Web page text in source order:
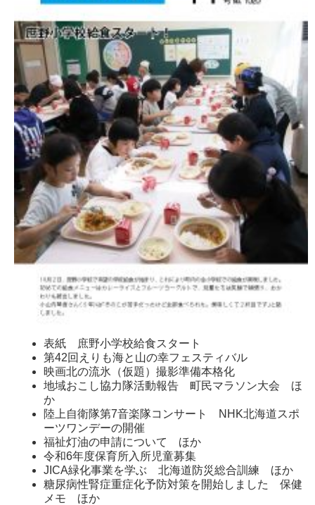
表紙 庶野小学校給食スタート
第42回えりも海と山の幸フェスティバル
映画北の流氷（仮題）撮影準備本格化
地域おこし協力隊活動報告 町民マラソン大会 ほ
か
陸上自衛隊第7音楽隊コンサート NHK北海道スポ
ーツワンデーの開催
福祉灯油の申請について ほか
令和6年度保育所入所児童募集
JICA緑化事業を学ぶ 北海道防災総合訓練 ほか
糖尿病性腎症重症化予防対策を開始しました 保健
メモ ほか